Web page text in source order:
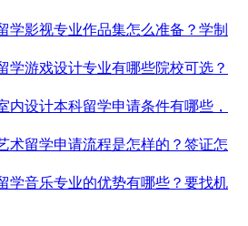
学影视专业作品集怎么准备？学制
学游戏设计专业有哪些院校可选？
内设计本科留学申请条件有哪些，
术留学申请流程是怎样的？签证怎
学音乐专业的优势有哪些？要找机